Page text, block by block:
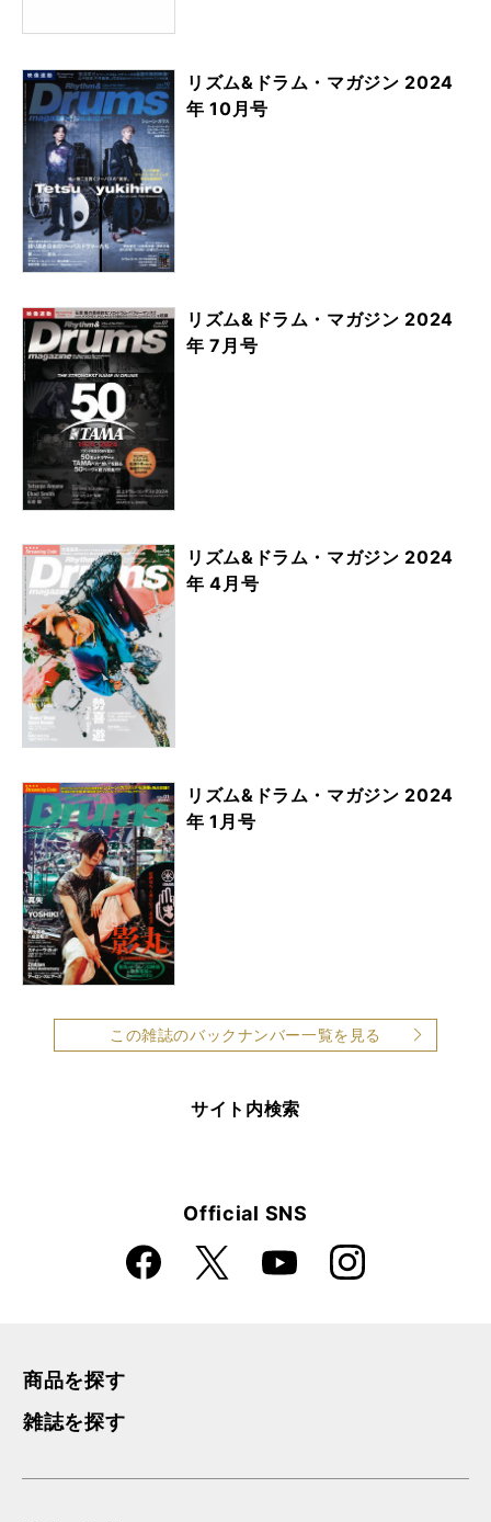
リズム&ドラム・マガジン 2024
年 10月号
リズム&ドラム・マガジン 2024
年 7月号
リズム&ドラム・マガジン 2024
年 4月号
リズム&ドラム・マガジン 2024
年 1月号
この雑誌のバックナンバー一覧を見る
サイト内検索
Official SNS
Faceboo
k
X YouTube Instagra
m
商品を探す
雑誌を探す